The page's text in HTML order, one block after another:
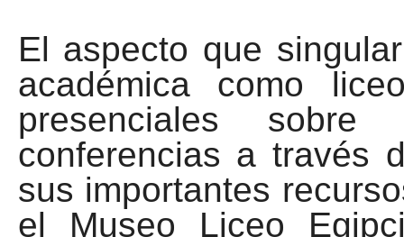
El aspecto que
académica como
presenciales sobre
conferencias a través
sus importantes
el Museo Liceo